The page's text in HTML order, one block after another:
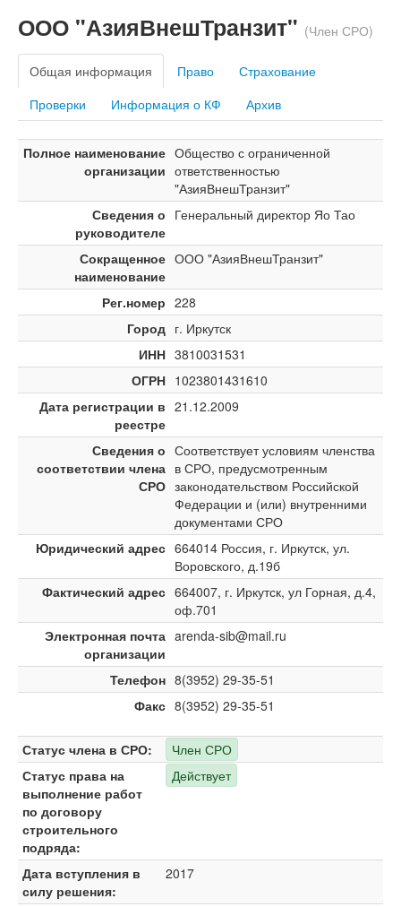
ООО "АзияВнешТранзит" (Член СРО)
Общая информация Право
Страхование
Проверки
Информация о КФ Архив
Полное наименование
организации
Общество с ограниченной
ответственностью
"АзияВнешТранзит"
Сведения о
руководителе
Генеральный директор Яо Тао
Сокращенное
наименование
ООО "АзияВнешТранзит"
Рег.номер 228
Город г. Иркутск
ИНН 3810031531
ОГРН 1023801431610
Дата регистрации в
реестре
21.12.2009
Сведения о
соответствии члена
СРО
Соответствует условиям членства
в СРО, предусмотренным
законодательством Российской
Федерации и (или) внутренними
документами СРО
Юридический адрес 664014 Россия, г. Иркутск, ул.
Воровского, д.19б
Фактический адрес 664007, г. Иркутск, ул Горная, д.4,
оф.701
Электронная почта
организации
arenda-sib@mail.ru
Телефон 8(3952) 29-35-51
Факс 8(3952) 29-35-51
Статус члена в СРО:
Член СРО
Статус права на
выполнение работ
по договору
строительного
подряда:
Действует
Дата вступления в
силу решения:
2017